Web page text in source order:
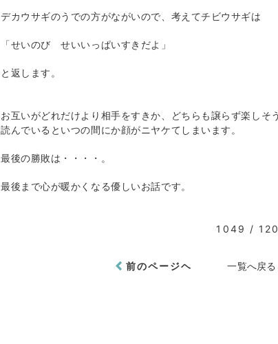
デカウサギのうでの方がながいので、考えてチビウサギは
「せいのび せいいっぱいすきだよ」
と返します。
お互いがどれだけより相手をすきか、どちらも譲らず楽しそ
読んでいるといつの間にか顔がニヤケてしまいます。
最後の勝敗は・・・・。
最後まで心が暖かくなる優しいお話です。
1049 /
前のページヘ 一覧へ戻る